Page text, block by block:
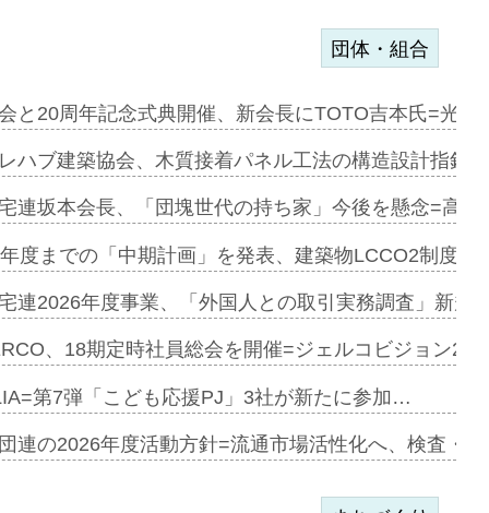
を提案=P…
ンビ…
加=リンナ…
見込む=…
開始=三協…
団体・組合
と20周年記念式典開催、新会長にTOTO吉本氏=光
ハブ建築協会、木質接着パネル工法の構造設計指針
連坂本会長、「団塊世代の持ち家」今後を懸念=高
度までの「中期計画」を発表、建築物LCCO2制度
連2026年度事業、「外国人との取引実務調査」新規
、18期定時社員総会を開催=ジェルコビジョン
第7弾「こども応援PJ」3社が新たに参加…
連の2026年度活動方針=流通市場活性化へ、検査・